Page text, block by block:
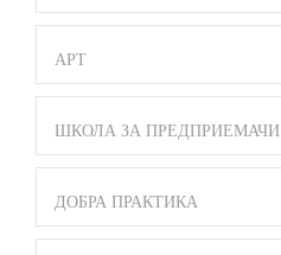
АРТ
ШКОЛА ЗА ПРЕДПРИЕМАЧИ
ДОБРА ПРАКТИКА